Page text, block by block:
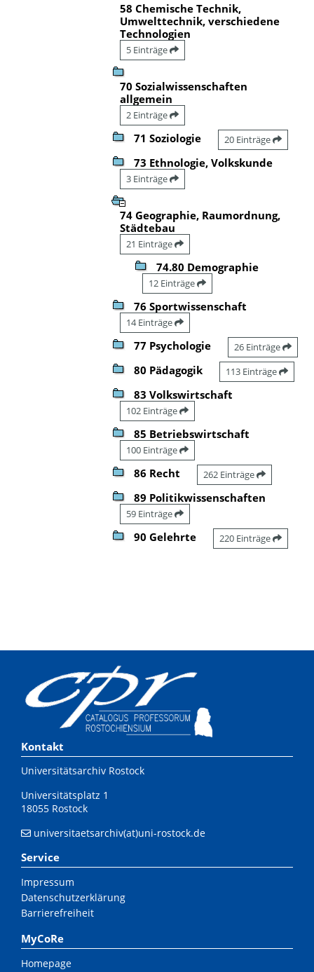
58 Chemische Technik,
Umwelttechnik, verschiedene
Technologien
5 Einträge
70 Sozialwissenschaften
allgemein
2 Einträge
71 Soziologie 20 Einträge
73 Ethnologie, Volkskunde
3 Einträge
74 Geographie, Raumordnung,
Städtebau
21 Einträge
74.80 Demographie
12 Einträge
76 Sportwissenschaft
14 Einträge
77 Psychologie 26 Einträge
80 Pädagogik 113 Einträge
83 Volkswirtschaft
102 Einträge
85 Betriebswirtschaft
100 Einträge
86 Recht 262 Einträge
89 Politikwissenschaften
59 Einträge
90 Gelehrte 220 Einträge
Kontakt
Universitätsarchiv Rostock
Universitätsplatz 1
18055 Rostock
universitaetsarchiv(at)uni-rostock.de
Service
Impressum
Datenschutzerklärung
Barrierefreiheit
MyCoRe
Homepage